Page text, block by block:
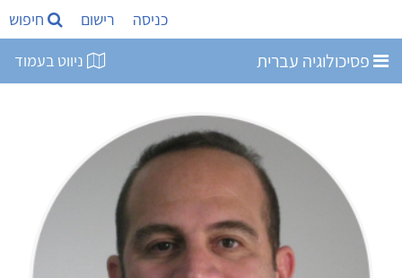
כניסה רישום חיפוש
פסיכולוגיה עברית ניווט בעמוד